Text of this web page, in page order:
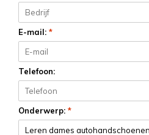
E-mail: *
Telefoon:
Onderwerp: *